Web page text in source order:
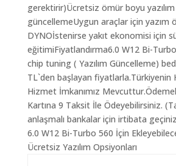
gerektirir)Ücretsiz ömür boyu yazılım
güncellemeUygun araçlar için yazım
DYNOİstenirse yakıt ekonomisi için
eğitimiFiyatlandırma6.0 W12 Bi-
chip tuning ( Yazılım Güncelleme)
TL`den başlayan fiyatlarla.Türkiyenin
Hizmet İmkanımız
Kartına 9 Taksit İle Ödeyebilirsiniz.
anlaşmalı bankalar için irtibata
6.0 W12 Bi-Turbo 560 İçin
Ücretsiz Yazılım Opsiyonları